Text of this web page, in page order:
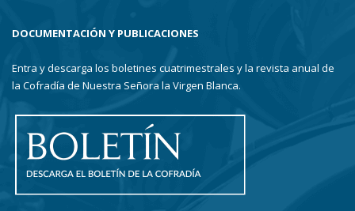
DOCUMENTACIÓN Y PUBLICACIONES
Entra y descarga los boletines cuatrimestrales y la revista anual de
la Cofradía de Nuestra Señora la Virgen Blanca.